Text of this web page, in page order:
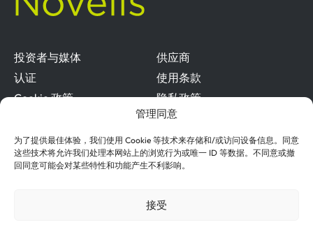
管理同意
为了提供最佳体验，我们使用 Cookie 等技术来存储和/或访问设备信息。同意
这些技术将允许我们处理本网站上的浏览行为或唯一 ID 等数据。不同意或撤
回同意可能会对某些特性和功能产生不利影响。
接受
投资者与媒体
供应商
认证
使用条款
Cookie 政策
隐私政策